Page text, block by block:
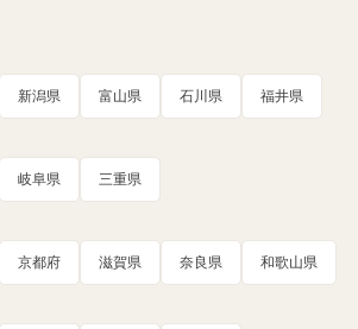
新潟県 富山県 石川県 福井県
岐阜県 三重県
京都府 滋賀県 奈良県 和歌山県